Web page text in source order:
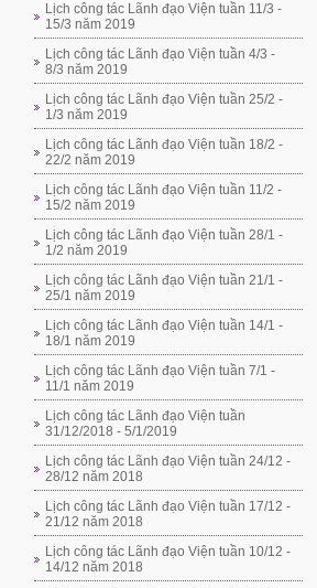
Lịch công tác Lãnh đạo Viện tuần 11/3 -
15/3 năm 2019
Lịch công tác Lãnh đạo Viện tuần 4/3 -
8/3 năm 2019
Lịch công tác Lãnh đạo Viện tuần 25/2 -
1/3 năm 2019
Lịch công tác Lãnh đạo Viện tuần 18/2 -
22/2 năm 2019
Lịch công tác Lãnh đạo Viện tuần 11/2 -
15/2 năm 2019
Lịch công tác Lãnh đạo Viện tuần 28/1 -
1/2 năm 2019
Lịch công tác Lãnh đạo Viện tuần 21/1 -
25/1 năm 2019
Lịch công tác Lãnh đạo Viện tuần 14/1 -
18/1 năm 2019
Lịch công tác Lãnh đạo Viện tuần 7/1 -
11/1 năm 2019
Lịch công tác Lãnh đạo Viện tuần
31/12/2018 - 5/1/2019
Lịch công tác Lãnh đạo Viện tuần 24/12 -
28/12 năm 2018
Lịch công tác Lãnh đạo Viện tuần 17/12 -
21/12 năm 2018
Lịch công tác Lãnh đạo Viện tuần 10/12 -
14/12 năm 2018